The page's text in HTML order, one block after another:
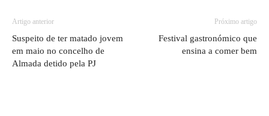
Artigo anterior
Suspeito de ter matado jovem
em maio no concelho de
Almada detido pela PJ
Próximo artigo
Festival gastronómico que
ensina a comer bem